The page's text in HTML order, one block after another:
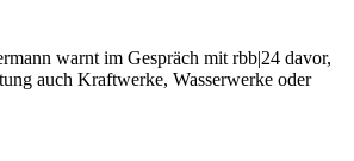
warnt im Gespräch mit rbb|24 davor,
auch Kraftwerke, Wasserwerke oder